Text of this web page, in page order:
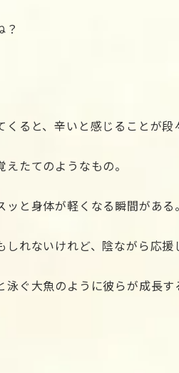
？
ると、辛いと感じることが段
たてのようなもの。
と身体が軽くなる瞬間がある。
れないけれど、陰ながら応援
ぐ大魚のように彼らが成長す